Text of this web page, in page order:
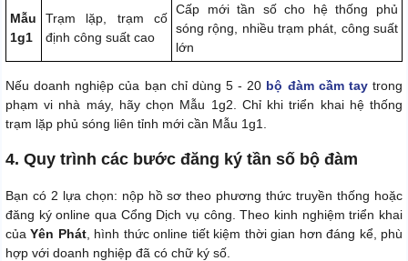
Mẫu
1g1
Trạm lặp, trạm cố
định công suất cao
Cấp mới tần số cho hệ thống phủ
sóng rộng, nhiều trạm phát, công suất
lớn
Nếu doanh nghiệp của bạn chỉ dùng 5 - 20 bộ đàm cầm taytrong
phạm vi nhà máy, hãy chọn Mẫu 1g2. Chỉ khi triển khai hệ thống
trạm lặp phủ sóng liên tỉnh mới cần Mẫu 1g1.
4. Quy trình các bước đăng ký tần số bộ đàm
Bạn có 2 lựa chọn: nộp hồ sơ theo phương thức truyền thống hoặc
đăng ký online qua Cổng Dịch vụ công. Theo kinh nghiệm triển khai
củaYên Phát, hình thức online tiết kiệm thời gian hơn đáng kể, phù
hợp với doanh nghiệp đã có chữ ký số.